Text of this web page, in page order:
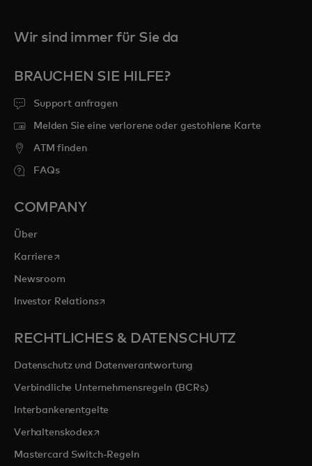
Wir sind immer für Sie da
BRAUCHEN SIE HILFE?
Support anfragen
Melden Sie eine verlorene oder gestohlene Karte
ATM finden
FAQs
COMPANY
Über
Karrierewird in einer neuen Registerkarte geöffnet
Newsroom
Investor Relationswird in einer neuen Registerkarte geöffnet
RECHTLICHES & DATENSCHUTZ
Datenschutz und Datenverantwortung
Verbindliche Unternehmensregeln (BCRs)
Interbankenentgelte
Verhaltenskodexwird in einer neuen Registerkarte geöffnet
Mastercard Switch-Regeln